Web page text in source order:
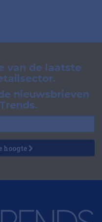
van de laatste
nieuwsbrieven
hoogte